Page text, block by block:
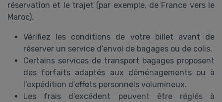
réservation et le trajet (par exemple, de France vers le
Maroc).
Vérifiez les conditions de votre billet avant de
réserver un service d’envoi de bagages ou de colis.
Certains services de transport bagages proposent
des forfaits adaptés aux déménagements ou à
l’expédition d’effets personnels volumineux.
Les frais d’excédent peuvent être réglés à